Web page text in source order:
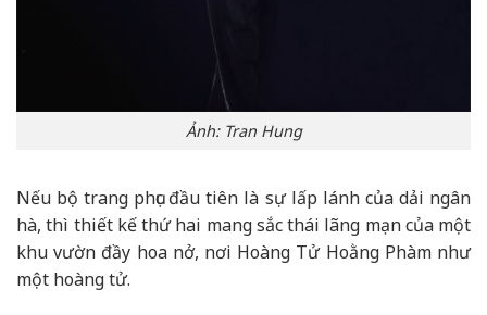
Ảnh: Tran Hung
Nếu bộ trang phục đầu tiên là sự lấp lánh của dải ngân
hà, thì thiết kế thứ hai mang sắc thái lãng mạn của một
khu vườn đầy hoa nở, nơi Hoàng Tử Hoằng Phàm như
một hoàng tử.